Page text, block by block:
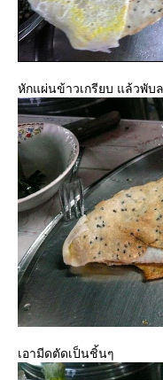
หักแผ่นข้าวเกรียบ แล้วพับ
เอามีดตัดเป็นชิ้นๆ